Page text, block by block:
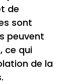
de
sont
peuvent
ce qui
de la